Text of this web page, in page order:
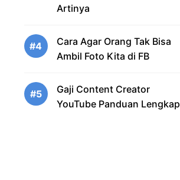
Artinya
#4
Cara Agar Orang Tak Bisa
Ambil Foto Kita di FB
#5
Gaji Content Creator
YouTube Panduan Lengkap